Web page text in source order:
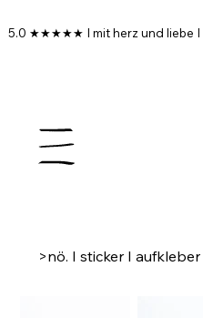
5.0 ★★★★★ I mit herz und liebe I
>nö. I sticker I aufkleber